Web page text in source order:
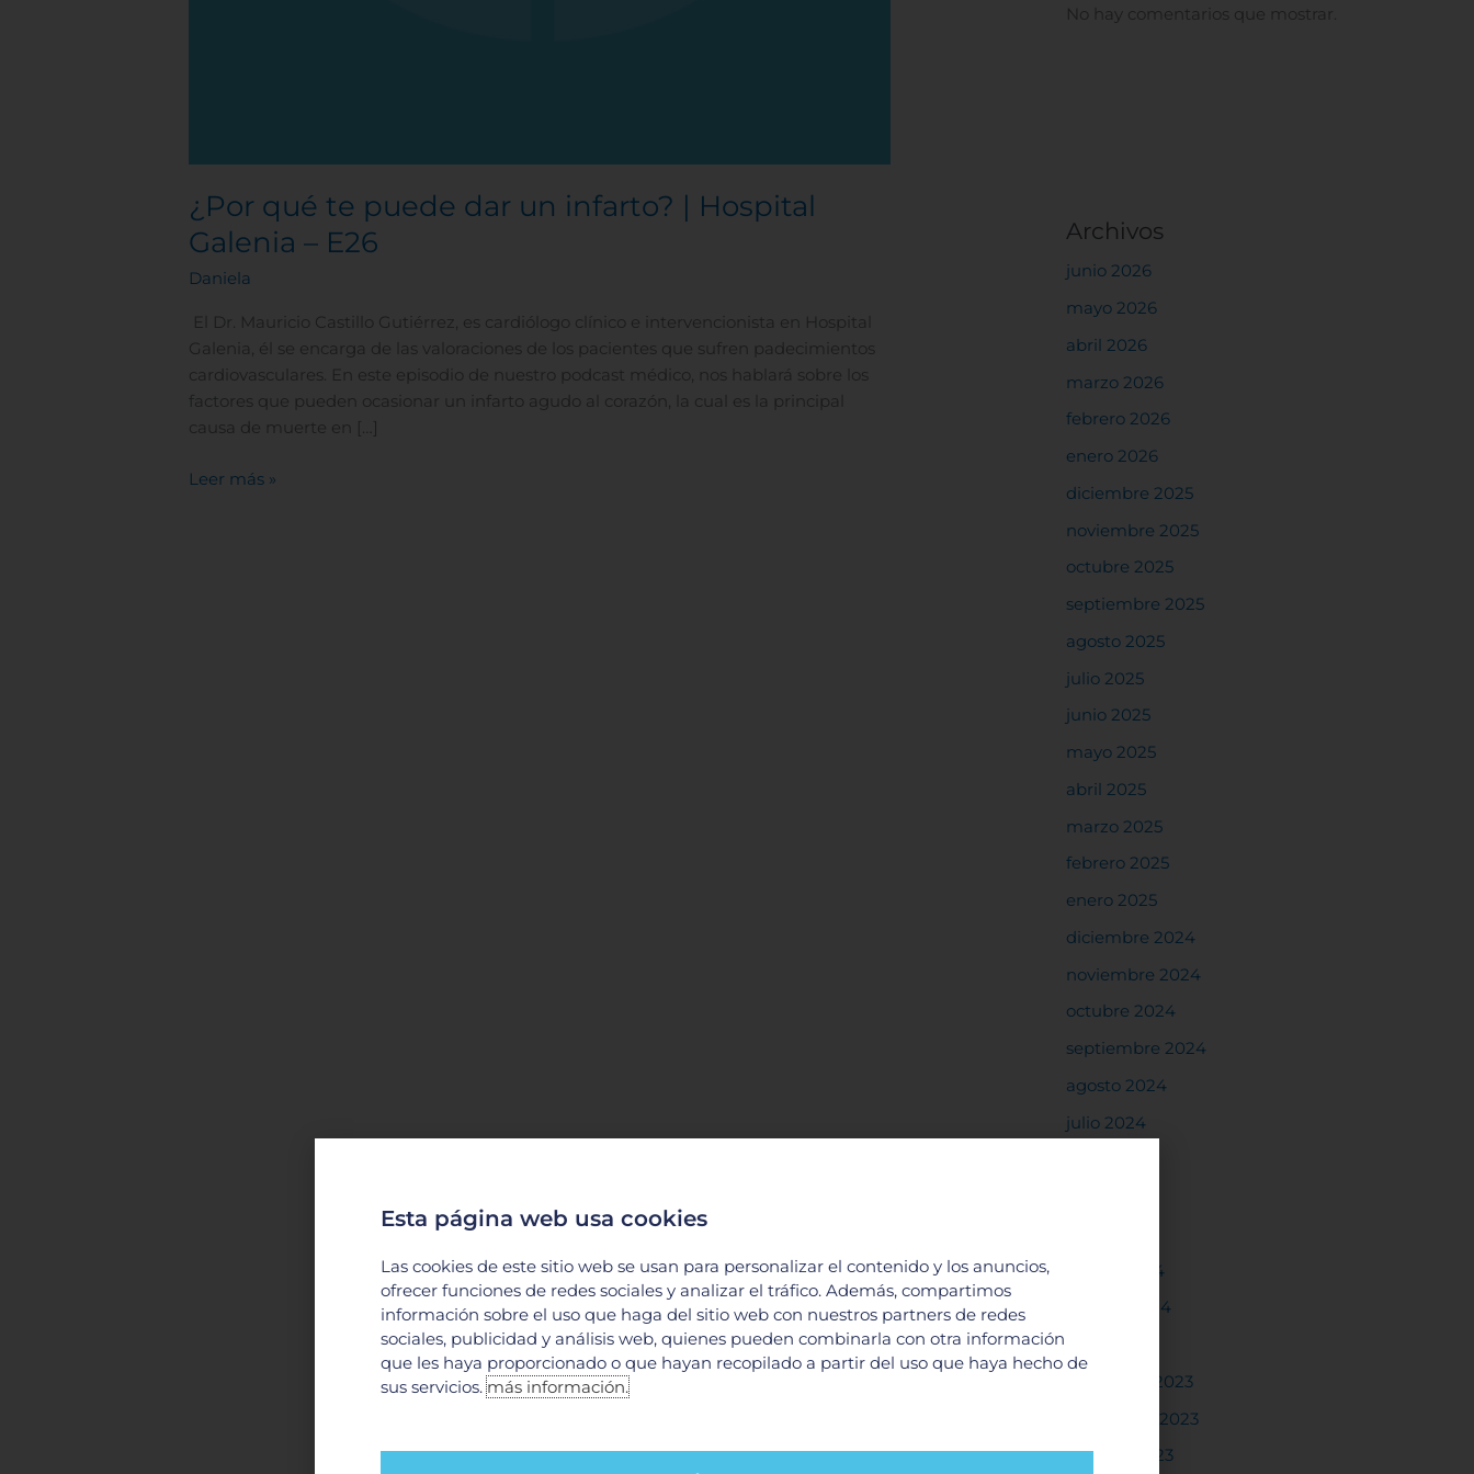
¿Por qué te puede dar un infarto? | Hospital
Galenia – E26
Daniela
El Dr. Mauricio Castillo Gutiérrez, es cardiólogo clínico e intervencionista en Hospital
Galenia, él se encarga de las valoraciones de los pacientes que sufren padecimientos
cardiovasculares. En este episodio de nuestro podcast médico, nos hablará sobre los
factores que pueden ocasionar un infarto agudo al corazón, la cual es la principal
causa de muerte en […]
Leer más »
No hay comentarios que mostrar.
Archivos
junio 2026
mayo 2026
abril 2026
marzo 2026
febrero 2026
enero 2026
diciembre 2025
noviembre 2025
octubre 2025
septiembre 2025
agosto 2025
julio 2025
junio 2025
mayo 2025
abril 2025
marzo 2025
febrero 2025
enero 2025
diciembre 2024
noviembre 2024
octubre 2024
septiembre 2024
agosto 2024
julio 2024
marzo 2024
febrero 2024
diciembre 2023
noviembre 2023
octubre 2023
Esta página web usa cookies
Las cookies de este sitio web se usan para personalizar el contenido y los anuncios,
ofrecer funciones de redes sociales y analizar el tráfico. Además, compartimos
información sobre el uso que haga del sitio web con nuestros partners de redes
sociales, publicidad y análisis web, quienes pueden combinarla con otra información
que les haya proporcionado o que hayan recopilado a partir del uso que haya hecho de
sus servicios.más información.